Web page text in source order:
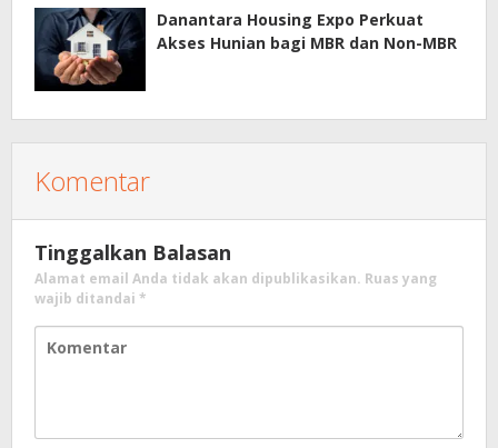
Danantara Housing Expo Perkuat
Akses Hunian bagi MBR dan Non-MBR
Komentar
Tinggalkan Balasan
Alamat email Anda tidak akan dipublikasikan. Ruas yang
wajib ditandai *